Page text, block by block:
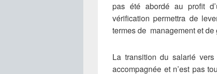
pas été abordé au profit
vérification permettra de
termes de management et de
La transition du salarié
accompagnée et n’est pas